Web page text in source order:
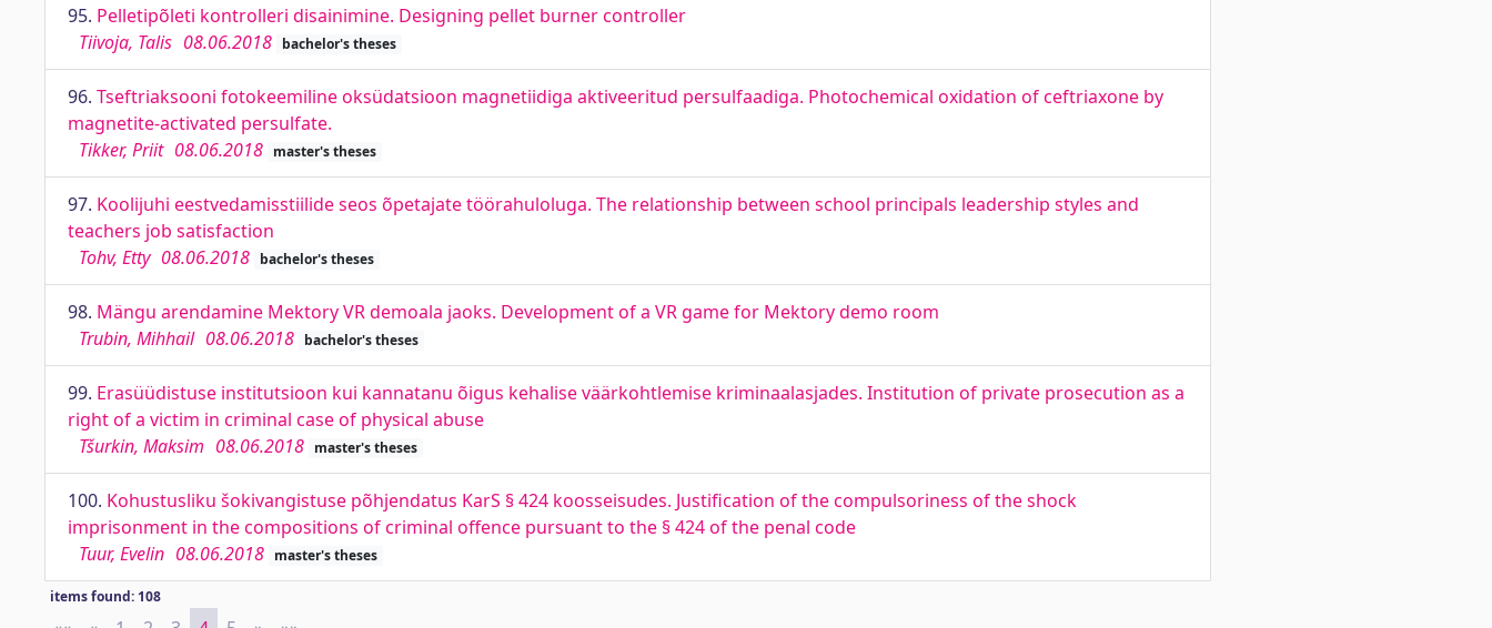
95. Pelletipõleti kontrolleri disainimine. Designing pellet burner controller
Tiivoja, Talis 08.06.2018 bachelor's theses
96. Tseftriaksooni fotokeemiline oksüdatsioon magnetiidiga aktiveeritud persulfaadiga. Photochemical oxidation of ceftriaxone by
magnetite-activated persulfate.
Tikker, Priit 08.06.2018 master's theses
97. Koolijuhi eestvedamisstiilide seos õpetajate töörahuloluga. The relationship between school principals leadership styles and
teachers job satisfaction
Tohv, Etty 08.06.2018 bachelor's theses
98. Mängu arendamine Mektory VR demoala jaoks. Development of a VR game for Mektory demo room
Trubin, Mihhail 08.06.2018 bachelor's theses
99. Erasüüdistuse institutsioon kui kannatanu õigus kehalise väärkohtlemise kriminaalasjades. Institution of private prosecution as a
right of a victim in criminal case of physical abuse
Tšurkin, Maksim 08.06.2018 master's theses
100. Kohustusliku šokivangistuse põhjendatus KarS § 424 koosseisudes. Justification of the compulsoriness of the shock
imprisonment in the compositions of criminal offence pursuant to the § 424 of the penal code
Tuur, Evelin 08.06.2018 master's theses
items found: 108